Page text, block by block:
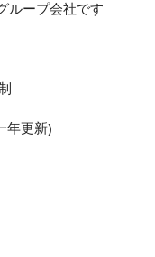
ループ会社です
年更新)